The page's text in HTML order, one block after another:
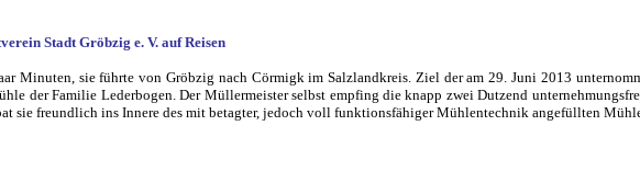
Stadt Gröbzig e. V. auf Reisen
Minuten, sie führte von Gröbzig nach Cörmigk im Salzlandkreis. Ziel der am 29. Juni 2013
der Familie Lederbogen. Der Müllermeister selbst empfing die knapp zwei Dutzend
sie freundlich ins Innere des mit betagter, jedoch voll funktionsfähiger Mühlentechnik angefüllten